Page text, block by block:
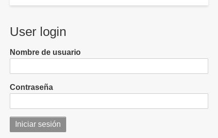
User login
Nombre de usuario
Contraseña